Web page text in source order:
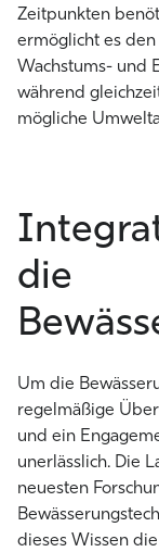
Zeitpunkten
ermöglicht es
Wachstums- und
während
mögliche
die
Um die
regelmäßige
und ein
unerlässlich. Die
neuesten
dieses Wissen